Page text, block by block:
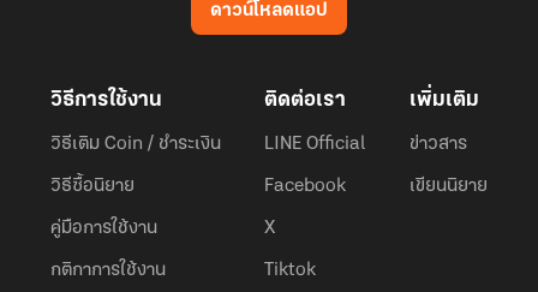
ดาวน์โหลดแอป
วิธีการใช้งาน
วิธีเติม Coin / ชำระเงิน
วิธีซื้อนิยาย
คู่มือการใช้งาน
กติกาการใช้งาน
ติดต่อเรา
LINE Official
Facebook
X
Tiktok
เพิ่มเติม
ข่าวสาร
เขียนนิยาย